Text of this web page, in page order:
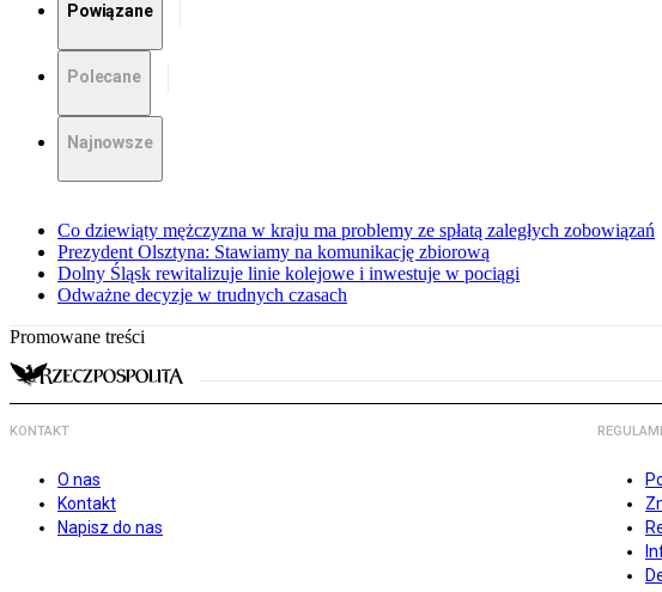
Powiązane
Polecane
Najnowsze
Co dziewiąty mężczyzna w kraju ma problemy ze spłatą zaległych zobowiązań
Prezydent Olsztyna: Stawiamy na komunikację zbiorową
Dolny Śląsk rewitalizuje linie kolejowe i inwestuje w pociągi
Odważne decyzje w trudnych czasach
Promowane treści
KONTAKT
O nas
Kontakt
Napisz do nas